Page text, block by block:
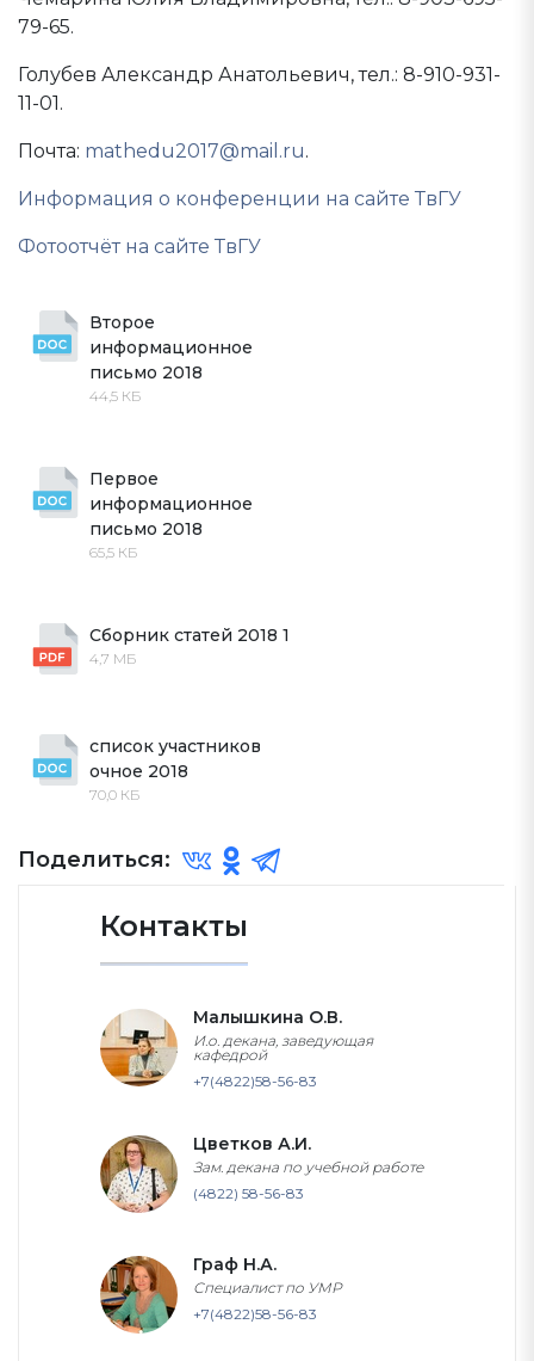
79-65.
Голубев Александр Анатольевич, тел.: 8-910-931-
11-01.
Почта: mathedu2017@mail.ru.
Информация о конференции на сайте ТвГУ
Фотоотчёт на сайте ТвГУ
Второе
информационное
письмо 2018
44,5 КБ
Первое
информационное
письмо 2018
65,5 КБ
Сборник статей 2018 1
4,7 МБ
список участников
очное 2018
70,0 КБ
Поделиться:
Контакты
Малышкина О.В.
И.о. декана, заведующая
кафедрой
+7(4822)58-56-83
Цветков А.И.
Зам. декана по учебной работе
(4822) 58-56-83
Граф Н.А.
Специалист по УМР
+7(4822)58-56-83